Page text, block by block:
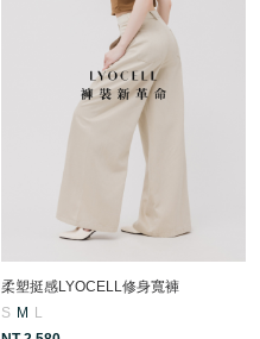
柔塑挺感LYOCELL修身寬褲
S M
L